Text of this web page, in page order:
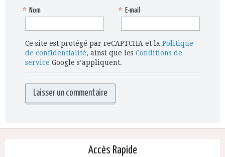
Nom
* E-mail
*
Ce site est protégé par reCAPTCHA et la Politique
de confidentialité, ainsi que les Conditions de
service Google s’appliquent.
Accès Rapide